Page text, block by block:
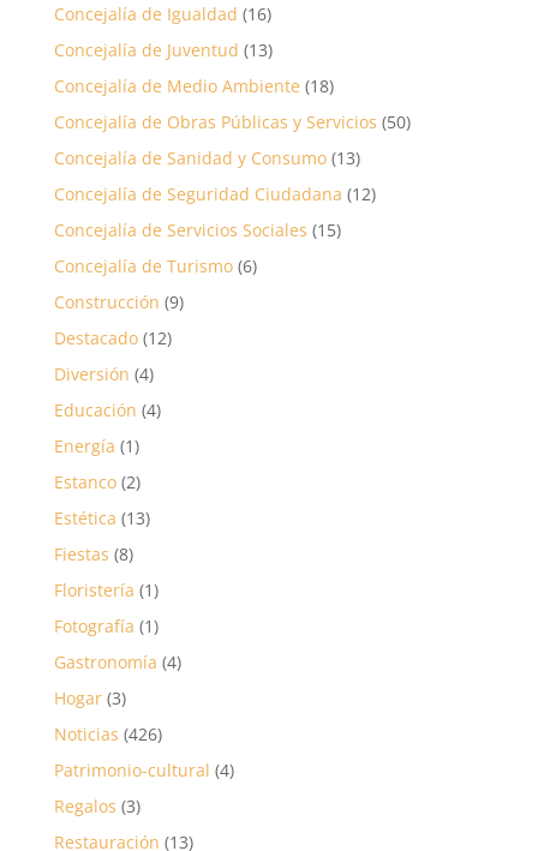
Concejalía de Igualdad (16)
Concejalía de Juventud (13)
Concejalía de Medio Ambiente (18)
Concejalía de Obras Públicas y Servicios (50)
Concejalía de Sanidad y Consumo(13)
Concejalía de Seguridad Ciudadana (12)
Concejalía de Servicios Sociales (15)
Concejalía de Turismo(6)
Construcción (9)
Destacado(12)
Diversión (4)
Educación (4)
Energía (1)
Estanco(2)
Estética (13)
Fiestas (8)
Floristería (1)
Fotografía (1)
Gastronomía (4)
Hogar(3)
Noticias (426)
Patrimonio-cultural (4)
Regalos (3)
Restauración (13)